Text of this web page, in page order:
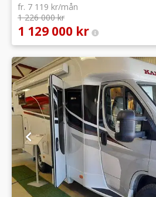
fr. 7 119 kr/mån
1 226 000 kr
1 129 000 kr